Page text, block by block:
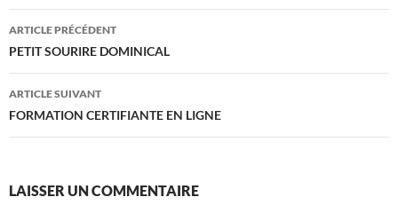
Navigation
des
articles
ARTICLE PRÉCÉDENT
PETIT SOURIRE DOMINICAL
ARTICLE SUIVANT
FORMATION CERTIFIANTE EN LIGNE
LAISSER UN COMMENTAIRE